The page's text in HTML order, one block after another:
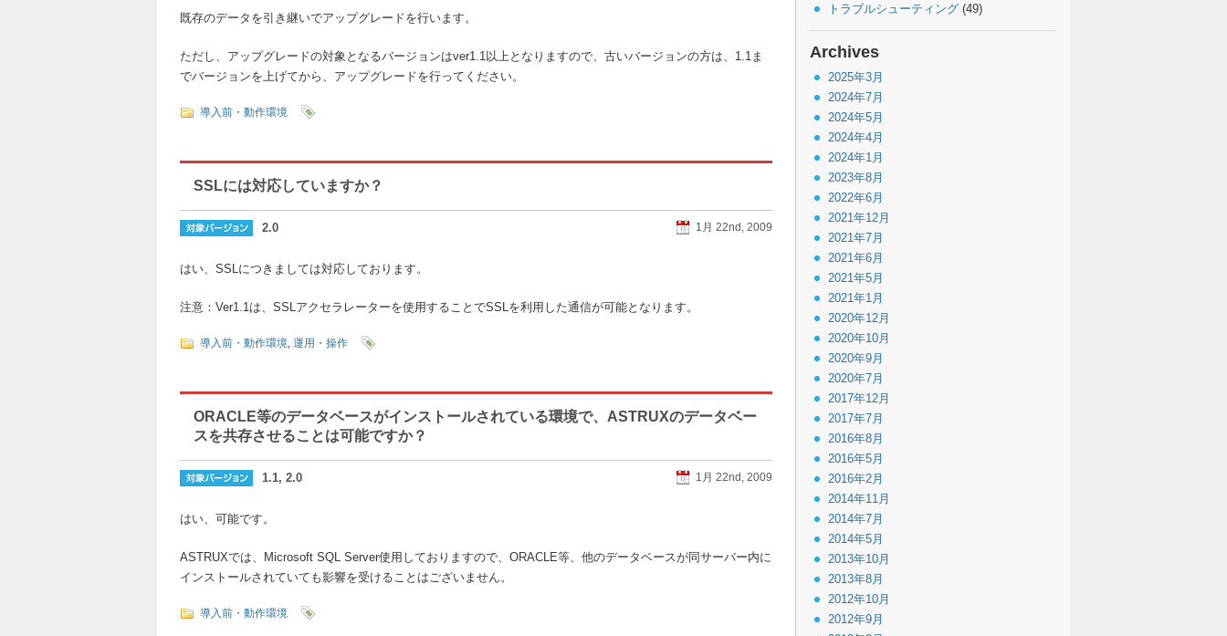
既存のデータを引き継いでアップグレードを行います。
ただし、アップグレードの対象となるバージョンはver1.1以上となりますので、古いバージョンの方は、1.1ま
でバージョンを上げてから、アップグレードを行ってください。
導入前・動作環境
SSLには対応していますか？
1月 22nd, 2009
2.0
はい、SSLにつきましては対応しております。
注意：Ver1.1は、SSLアクセラレーターを使用することでSSLを利用した通信が可能となります。
導入前・動作環境, 運用・操作
ORACLE等のデータベースがインストールされている環境で、ASTRUXのデータベー
スを共存させることは可能ですか？
1月 22nd, 2009
1.1, 2.0
はい、可能です。
ASTRUXでは、Microsoft SQL Server使用しておりますので、ORACLE等、他のデータベースが同サーバー内に
インストールされていても影響を受けることはございません。
導入前・動作環境
トラブルシューティング (49)
Archives
2025年3月
2024年7月
2024年5月
2024年4月
2024年1月
2023年8月
2022年6月
2021年12月
2021年7月
2021年6月
2021年5月
2021年1月
2020年12月
2020年10月
2020年9月
2020年7月
2017年12月
2017年7月
2016年8月
2016年5月
2016年2月
2014年11月
2014年7月
2014年5月
2013年10月
2013年8月
2012年10月
2012年9月